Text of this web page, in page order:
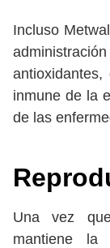
Incluso
inmune de la
de las
Una vez
mantiene